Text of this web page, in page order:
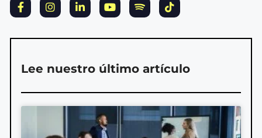
Lee nuestro último artículo